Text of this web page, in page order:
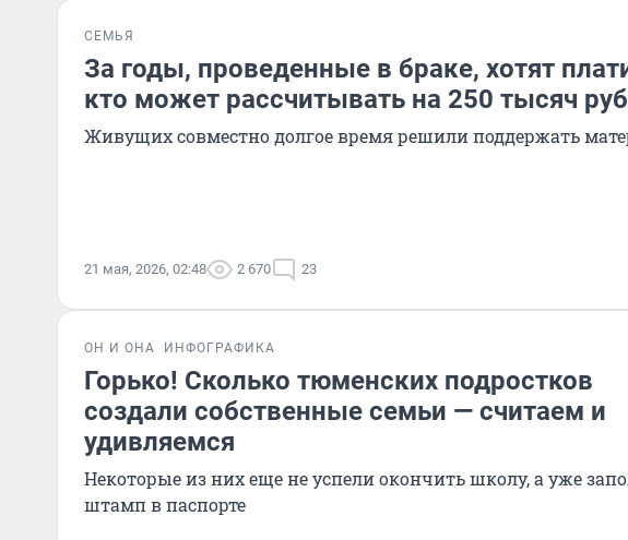
СЕМЬЯ
За годы, проведенные в браке, хотят
кто может рассчитывать на 250 тысяч
Живущих совместно долгое время решили поддержать
21 мая, 2026, 02:48 2 670 23
ОН И ОНА ИНФОГРАФИКА
Горько! Сколько тюменских подростков
создали собственные семьи — считаем и
удивляемся
Некоторые из них еще не успели окончить школу, а уже
штамп в паспорте